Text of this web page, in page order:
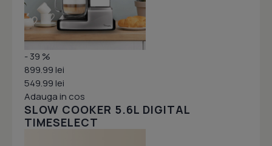
- 39 %
899.99 lei
549.99 lei
Adauga in cos
SLOW COOKER 5.6L DIGITAL
TIMESELECT